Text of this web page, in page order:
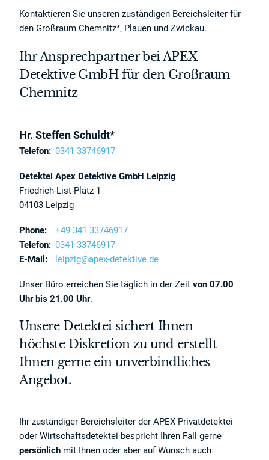
Kontaktieren Sie unseren zuständigen Bereichsleiter für
den Großraum Chemnitz*, Plauen und Zwickau.
Ihr Ansprechpartner bei APEX
Detektive GmbH für den Großraum
Chemnitz
Hr. Steffen Schuldt*
Telefon: 0341 33746917
Detektei Apex Detektive GmbH Leipzig
Friedrich-List-Platz 1
04103 Leipzig
Phone:
+49 341 33746917
Telefon: 0341 33746917
E-Mail:
leipzig@apex-detektive.de
Unser Büro erreichen Sie täglich in der Zeitvon 07.00
Uhr bis 21.00 Uhr.
Unsere Detektei sichert Ihnen
höchste Diskretion zu und erstellt
Ihnen gerne ein unverbindliches
Angebot.
Ihr zuständiger Bereichsleiter der APEX Privatdetektei
oder Wirtschaftsdetektei bespricht Ihren Fall gerne
persönlich mit Ihnen oder aber auf Wunsch auch